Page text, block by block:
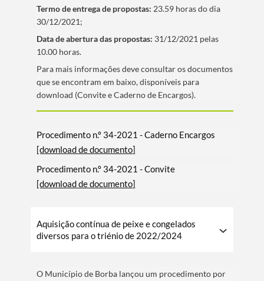
Termo de entrega de propostas: 23.59 horas do dia
30/12/2021;
Data de abertura das propostas: 31/12/2021 pelas
10.00 horas.
​Para mais informações deve consultar os documentos
que se encontram em baixo, disponí­veis para
download (Convite e Caderno de Encargos).
Procedimento n.º 34-2021 - Caderno Encargos
[download de documento]
Procedimento n.º 34-2021 - Convite
[download de documento]
Aquisição contínua de peixe e congelados
diversos para o triénio de 2022/2024
O Municí­pio de Borba lançou um procedimento por